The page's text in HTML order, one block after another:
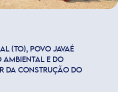
(TO), POVO JAVAÉ
AMBIENTAL E DO
DA CONSTRUÇÃO DO